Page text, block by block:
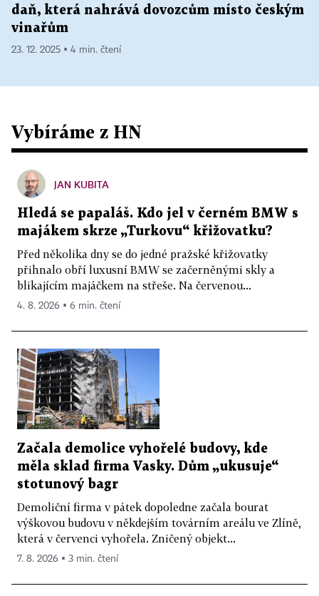
daň, která nahrává dovozcům místo českým
vinařům
23. 12. 2025 ▪ 4 min. čtení
Vybíráme z HN
JAN KUBITA
Hledá se papaláš. Kdo jel v černém BMW s
majákem skrze „Turkovu“ křižovatku?
Před několika dny se do jedné pražské křižovatky
přihnalo obří luxusní BMW se začerněnými skly a
blikajícím majáčkem na střeše. Na červenou...
4. 8. 2026 ▪ 6 min. čtení
Začala demolice vyhořelé budovy, kde
měla sklad firma Vasky. Dům „ukusuje“
stotunový bagr
Demoliční firma v pátek dopoledne začala bourat
výškovou budovu v někdejším továrním areálu ve Zlíně,
která v červenci vyhořela. Zničený objekt...
7. 8. 2026 ▪ 3 min. čtení